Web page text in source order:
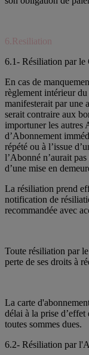
6.Resiliation
6.1- Résiliation par le
En cas de
règlement intérieur
manifesterait par une
serait contraire aux
importuner les autres
d’Abonnement
répété ou à l’issue
l’Abonné n’aurait
d’une mise en
La résiliation prend
notification de
recommandée avec
Toute résiliation par
perte de ses droits à
La carte
délai à la prise
toutes sommes dues.
6.2- Résiliation par